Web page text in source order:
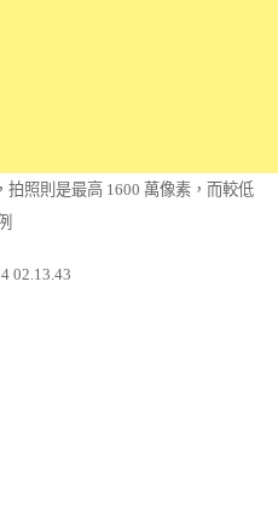
拍照則是最高 1600 萬像素，而較低